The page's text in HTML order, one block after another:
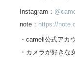
Instagram：
note： https://
・camell公式アカ
・カメラが好きな